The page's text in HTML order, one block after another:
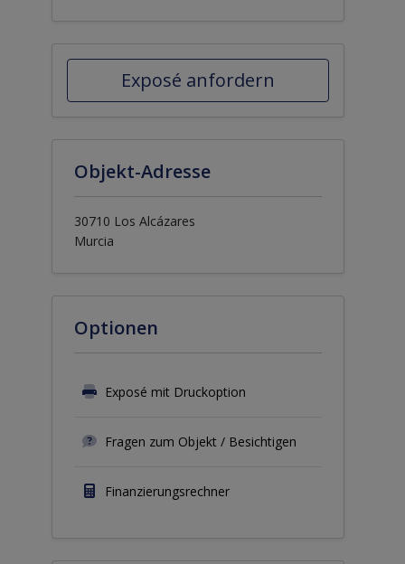
Exposé anfordern
Objekt-Adresse
30710 Los Alcázares
Murcia
Optionen
Exposé mit Druckoption
Fragen zum Objekt / Besichtigen
Finanzierungsrechner